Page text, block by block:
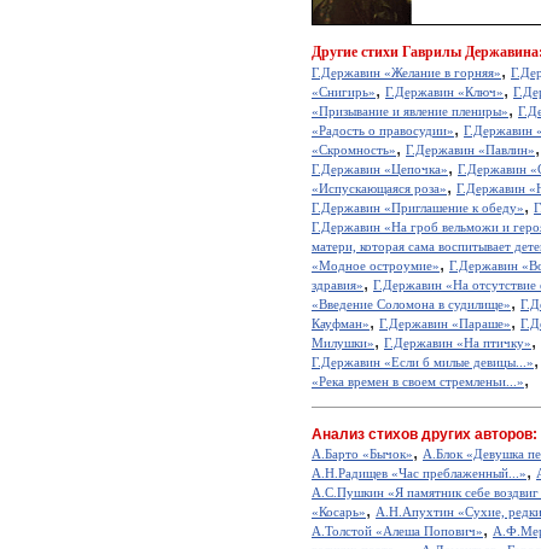
Другие стихи Гаврилы
Г.Державин «Желание в горняя»,
«Снигирь», Г.Державин «Ключ»,
«Призывание и явление плениры»,
«Радость о правосудии», Г.Державин
«Скромность», Г.Державин «Павлин»
Г.Державин «Цепочка», Г.Державин
«Испускающаяся роза», Г.Державин
Г.Державин «Приглашение к обеду»,
Г.Державин «На гроб вельможи и
матери, которая сама воспитывает
«Модное остроумие», Г.Державин
здравия», Г.Державин «На
«Введение Соломона в судилище»,
Кауфман», Г.Державин «Параше»,
Милушки», Г.Державин «На птичку»,
Г.Державин «Если б милые девицы...»
«Река времен в своем стремленьи...»,
Анализ стихов других авторов:
А.Барто «Бычок», А.Блок «Девушка
А.Н.Радищев «Час преблаженный...»,
А.С.Пушкин «Я памятник себе
«Косарь», А.Н.Апухтин «Сухие,
А.Толстой «Алеша Попович»,